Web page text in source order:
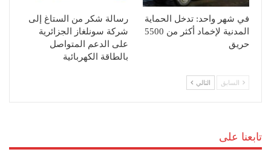
في شهر واحد: تدخل الحماية
المدنية لإخماد أكثر من 5500
حريق
رسالة شكر من الستاغ إلى
شركة سونلغاز الجزائرية
على الدعم المتواصل
بالطاقة الكهربائية
السابق التالي
تابعنا على